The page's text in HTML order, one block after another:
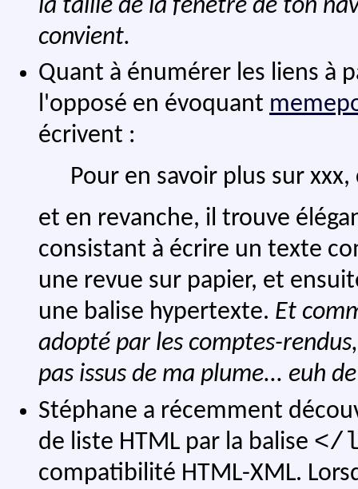
la taille de la fenêtre de ton
convient.
Quant à énumérer les liens à
l'opposé en évoquant
écrivent :
Pour en savoir plus sur xxx,
et en revanche, il trouve
consistant à écrire un texte
une revue sur papier, et
une balise hypertexte. Et
adopté par les comptes-
pas issus de ma plume... euh
Stéphane a récemment
de liste HTML par la balise </
compatibilité HTML-XML.